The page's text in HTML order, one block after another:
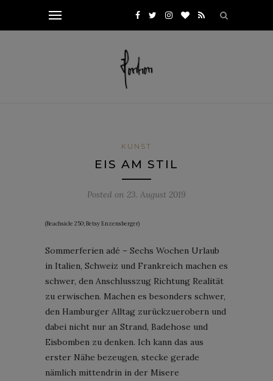
KUNST
EIS AM STIL
Posted on 23. August 2019
(Beachsicle 250; Betsy Enzensberger)
Sommerferien adé – Sechs Wochen Urlaub
in Italien, Schweiz und Frankreich machen es
schwer, den Anschlusszug Richtung Realität
zu erwischen. Machen es besonders schwer,
den Hamburger Alltag zurückzuerobern und
dabei nicht nur an Strand, Badehose und
Eisbomben zu denken. Ich kann das aus
erster Nähe bezeugen, stecke gerade
nämlich mittendrin in der Misere